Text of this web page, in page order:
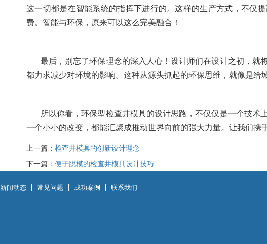
这一切都是在智能系统的指挥下进行的。这样的生产方式，不仅
费。智能与环保，原来可以这么完美融合！
最后，别忘了环保理念的深入人心！设计师们在设计之初，就
都力求减少对环境的影响。这种从源头抓起的环保思维，就像是给
所以你看，环保型检查井模具的设计思路，不仅仅是一个技
一个小小的改变，都能汇聚成推动世界向前的强大力量。让我们携
上一篇： 检查井模具的创新设计理念
下一篇： 便于脱模的检查井模具设计技巧
新闻动态 常见问题 成功案例 联系我们